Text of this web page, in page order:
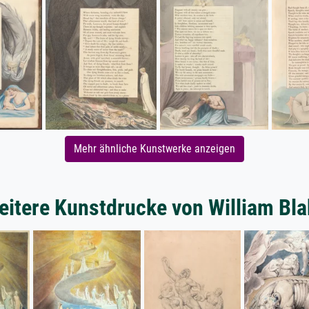
Mehr ähnliche Kunstwerke anzeigen
Kunstdrucke von William